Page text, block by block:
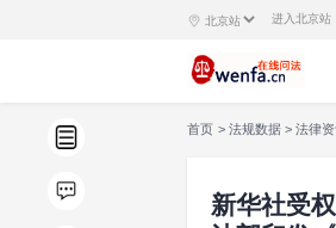
首页